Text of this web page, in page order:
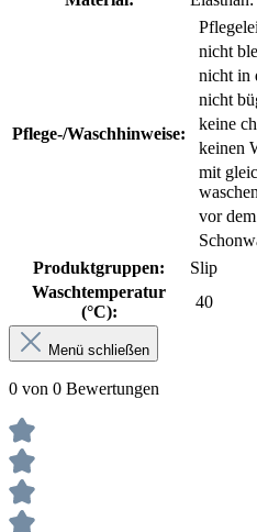
Pflege-/Waschhinweise:
nicht
nicht in
nicht
keine
keinen
mit
waschen
vor
Produktgruppen:
Slip
Waschtemperatur
(°C):
40
Menü schließen
0 von 0 Bewertungen